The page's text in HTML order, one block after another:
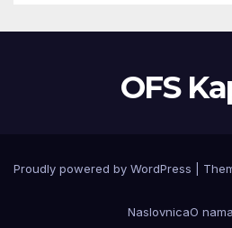
OFS
Proudly powered by WordPress
NaslovnicaO nama